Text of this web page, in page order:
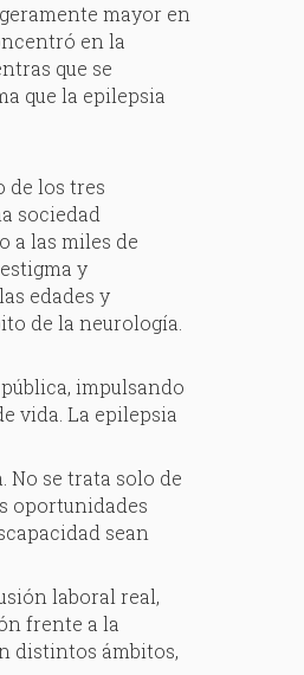
mayor en
en la
que se
que la epilepsia
de los tres
sociedad
a las miles de
y
edades y
de la neurología.
impulsando
vida. La epilepsia
No se trata solo de
oportunidades
sean
laboral real,
frente a la
distintos ámbitos,